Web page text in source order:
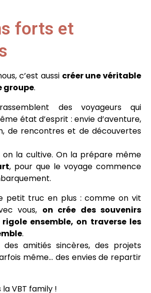
forts et
c’est aussi créer une véritable
groupe.
des voyageurs qui
état d’esprit : envie d’aventure,
de rencontres et de découvertes
on la cultive. On la prépare même
, pour que le voyage commence
petit truc en plus : comme on vit
vous, on crée des souvenirs
ensemble, on traverse les
.
amitiés sincères, des projets
même… des envies de repartir
VBT family !